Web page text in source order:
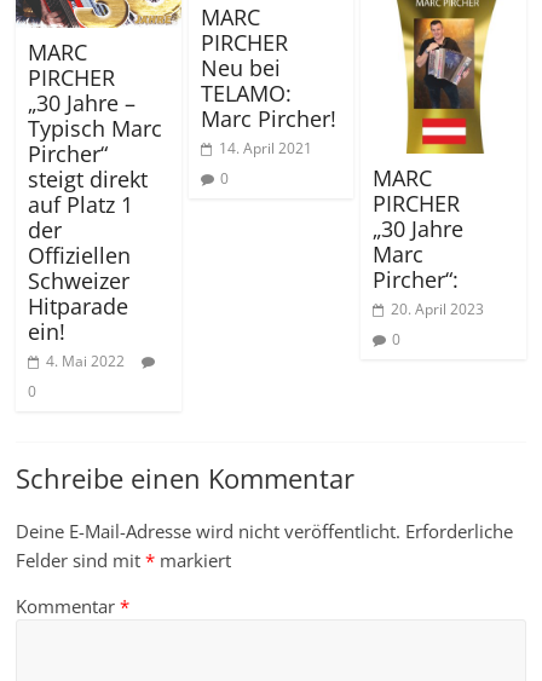
MARC
PIRCHER
„30 Jahre –
Typisch Marc
Pircher“
steigt direkt
auf Platz 1
der
Offiziellen
Schweizer
Hitparade
ein!
4. Mai 2022
0
MARC
PIRCHER
Neu bei
TELAMO:
Marc Pircher!
14. April 2021
0
MARC
PIRCHER
„30 Jahre
Marc
Pircher“:
20. April 2023
0
Schreibe einen Kommentar
Deine E-Mail-Adresse wird nicht veröffentlicht. Erforderliche
Felder sind mit* markiert
Kommentar*